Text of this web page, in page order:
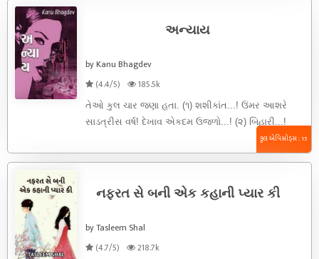
અન્યાય
by Kanu Bhagdev
(4.4/5)
185.5k
તેઓ કુલ ચાર જણા હતા. (૧) શશીકાંત...! ઉંમર આશરે
સાડત્રીસ વર્ષ! દેખાવ એકદમ ઉજળો...! (૨) બિહારી...!
કુલ એપિસોડ્સ : 15
નફરત સે બની એક કહાની પ્યાર કી
by Tasleem Shal
(4.7/5)
218.7k